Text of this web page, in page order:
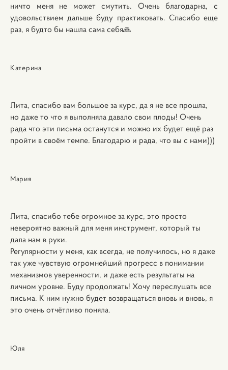
ничто меня не может смутить. Очень благодарна, с
удовольствием дальше буду практиковать. Спасибо еще
раз, я будто бы нашла сама себя🙏
Катерина
Лита, спасибо вам большое за курс, да я не все прошла,
но даже то что я выполняла давало свои плоды! Очень
рада что эти письма останутся и можно их будет ещё раз
пройти в своём темпе. Благодарю и рада, что вы с нами)))
Мария
Лита, спасибо тебе огромное за курс, это просто
невероятно важный для меня инструмент, который ты
дала нам в руки.
Регулярности у меня, как всегда, не получилось, но я даже
так уже чувствую огромнейший прогресс в понимании
механизмов уверенности, и даже есть результаты на
личном уровне. Буду продолжать! Хочу переслушать все
письма. К ним нужно будет возвращаться вновь и вновь, я
это очень отчётливо поняла.
Юля